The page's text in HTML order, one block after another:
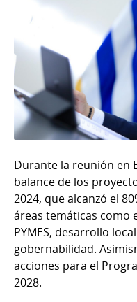
Durante la reunión en
balance de los
2024, que alcanzó el
áreas temáticas como
PYMES, desarrollo
gobernabilidad.
acciones para el
2028.